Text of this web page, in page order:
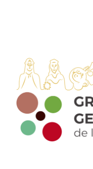
Grallers,
l'Espluga de